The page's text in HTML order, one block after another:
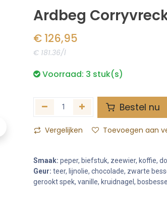
Ardbeg
€ 126,95
€ 181.36/l
Voorraad: 3 stuk(s)
Bestel nu
Vergelijken Toevoegen aan
Smaak: peper, biefstuk, zeewier, koffie,
Geur: teer, lijnolie, chocolade, zwarte
gerookt spek, vanille, kruidnagel,